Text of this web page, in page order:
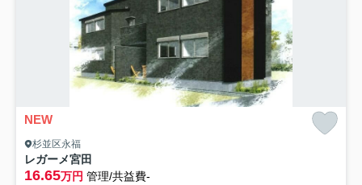
NEW
杉並区永福
レガーメ宮田
16.65万円 管理/共益費-